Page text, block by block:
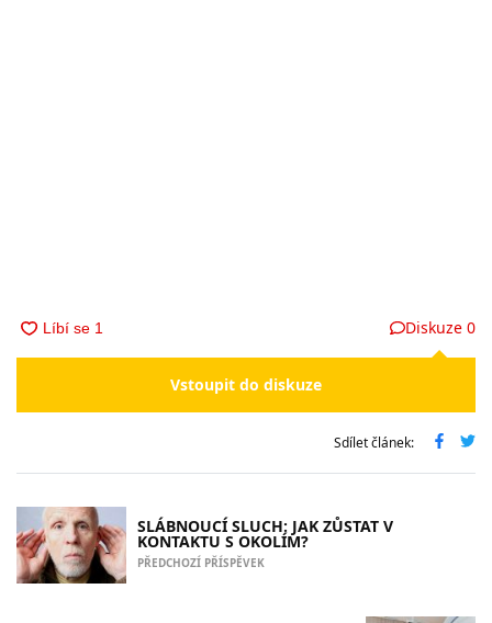
Diskuze 0
Vstoupit do diskuze
Sdílet článek:
SLÁBNOUCÍ SLUCH: JAK ZŮSTAT V
KONTAKTU S OKOLÍM?
PŘEDCHOZÍ PŘÍSPĚVEK